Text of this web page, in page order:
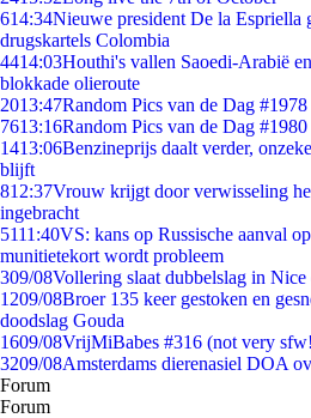
614:34Nieuwe president De la Espriella
drugskartels Colombia
4414:03Houthi's vallen Saoedi-Arabië
blokkade olieroute
2013:47Random Pics van de Dag #1978
7613:16Random Pics van de Dag #1980
1413:06Benzineprijs daalt verder,
blijft
812:37Vrouw krijgt door verwisseling
ingebracht
5111:40VS: kans op Russische aanval
munitietekort wordt probleem
309/08Vollering slaat dubbelslag in Nice
1209/08Broer 135 keer gestoken en
doodslag Gouda
1609/08VrijMiBabes #316 (not very
3209/08Amsterdams dierenasiel DOA
Forum
Forum